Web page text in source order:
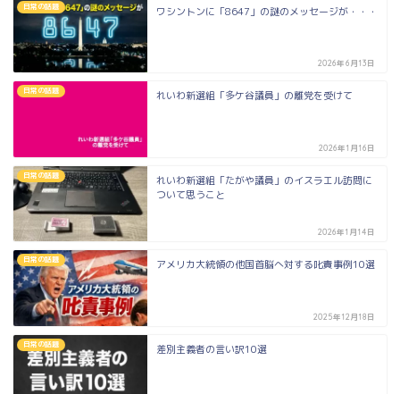
日常の話題 ワシントンに「8647」の謎のメッセージが・・・
2026年6月13日
日常の話題 れいわ新選組「多ケ谷議員」の離党を受けて
2026年1月16日
日常の話題
れいわ新選組「たがや議員」のイスラエル訪問に
ついて思うこと
2026年1月14日
日常の話題 アメリカ大統領の他国首脳へ対する叱責事例10選
2025年12月18日
日常の話題 差別主義者の言い訳10選